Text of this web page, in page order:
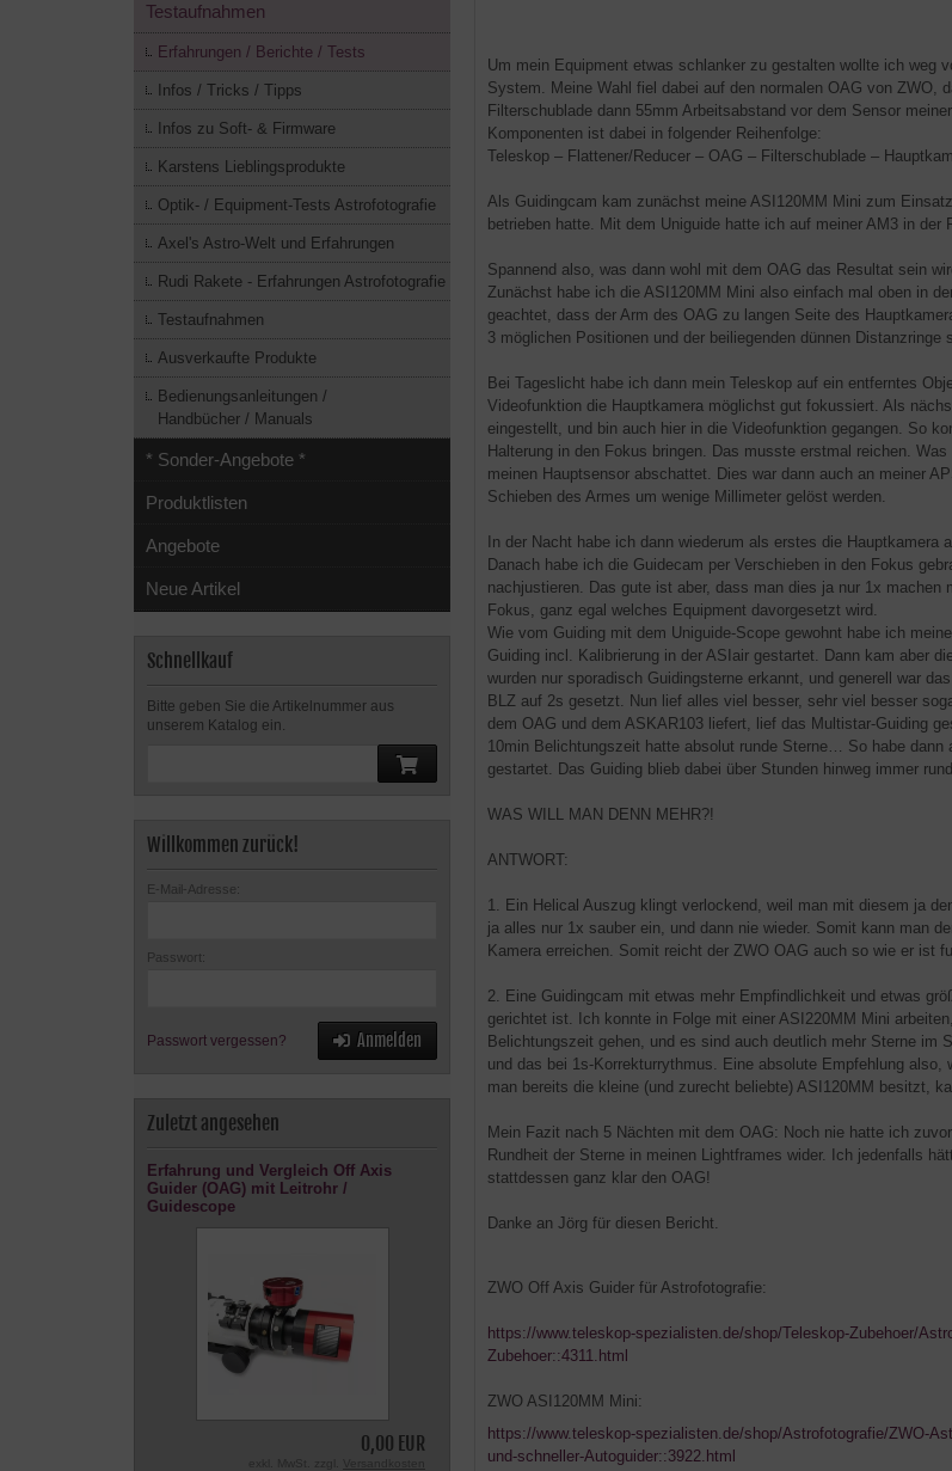
Um mein Equipment etwas schlanker zu gestalten wollte ich weg
System. Meine Wahl fiel dabei auf den normalen OAG von ZWO,
Filterschublade dann 55mm Arbeitsabstand vor dem Sensor
Komponenten ist dabei in folgender Reihenfolge:
Teleskop – Flattener/Reducer – OAG – Filterschublade –
Als Guidingcam kam zunächst meine ASI120MM Mini zum
betrieben hatte. Mit dem Uniguide hatte ich auf meiner AM3 in der
Spannend also, was dann wohl mit dem OAG das Resultat sein
Zunächst habe ich die ASI120MM Mini also einfach mal oben in
geachtet, dass der Arm des OAG zu langen Seite des
3 möglichen Positionen und der beiliegenden dünnen Distanzringe
Bei Tageslicht habe ich dann mein Teleskop auf ein entferntes
Videofunktion die Hauptkamera möglichst gut fokussiert. Als
eingestellt, und bin auch hier in die Videofunktion gegangen. So
Halterung in den Fokus bringen. Das musste erstmal reichen.
meinen Hauptsensor abschattet. Dies war dann auch an meiner
Schieben des Armes um wenige Millimeter gelöst werden.
In der Nacht habe ich dann wiederum als erstes die Hauptkamera
Danach habe ich die Guidecam per Verschieben in den Fokus
nachjustieren. Das gute ist aber, dass man dies ja nur 1x
Fokus, ganz egal welches Equipment davorgesetzt wird.
Wie vom Guiding mit dem Uniguide-Scope gewohnt habe ich
Guiding incl. Kalibrierung in der ASIair gestartet. Dann kam aber
wurden nur sporadisch Guidingsterne erkannt, und generell war
BLZ auf 2s gesetzt. Nun lief alles viel besser, sehr viel besser
dem OAG und dem ASKAR103 liefert, lief das Multistar-Guiding
10min Belichtungszeit hatte absolut runde Sterne… So habe
gestartet. Das Guiding blieb dabei über Stunden hinweg immer
WAS WILL MAN DENN MEHR?!
ANTWORT:
1. Ein Helical Auszug klingt verlockend, weil man mit diesem ja
ja alles nur 1x sauber ein, und dann nie wieder. Somit kann man
Kamera erreichen. Somit reicht der ZWO OAG auch so wie er ist
2. Eine Guidingcam mit etwas mehr Empfindlichkeit und etwas
gerichtet ist. Ich konnte in Folge mit einer ASI220MM Mini
Belichtungszeit gehen, und es sind auch deutlich mehr Sterne im
und das bei 1s-Korrekturrythmus. Eine absolute Empfehlung
man bereits die kleine (und zurecht beliebte) ASI120MM besitzt,
Mein Fazit nach 5 Nächten mit dem OAG: Noch nie hatte ich
Rundheit der Sterne in meinen Lightframes wider. Ich jedenfalls
stattdessen ganz klar den OAG!
Danke an Jörg für diesen Bericht.
ZWO Off Axis Guider für Astrofotografie:
https://www.teleskop-spezialisten.de/shop/Teleskop-Zubehoer/
Zubehoer::4311.html
ZWO ASI120MM Mini:
https://www.teleskop-spezialisten.de/shop/Astrofotografie/ZWO-
und-schneller-Autoguider::3922.html
Testaufnahmen
Erfahrungen / Berichte / Tests
Infos / Tricks / Tipps
Infos zu Soft- & Firmware
Karstens Lieblingsprodukte
Optik- / Equipment-Tests Astrofotografie
Axel's Astro-Welt und Erfahrungen
Rudi Rakete - Erfahrungen Astrofotografie
Testaufnahmen
Ausverkaufte Produkte
Bedienungsanleitungen /
Handbücher / Manuals
* Sonder-Angebote *
Produktlisten
Angebote
Neue Artikel
Schnellkauf
Bitte geben Sie die Artikelnummer aus
unserem Katalog ein.
Willkommen zurück!
E-Mail-Adresse:
Passwort:
Passwort vergessen? Anmelden
Zuletzt angesehen
Erfahrung und Vergleich Off Axis
Guider (OAG) mit Leitrohr /
Guidescope
0,00 EUR
exkl. MwSt. zzgl.